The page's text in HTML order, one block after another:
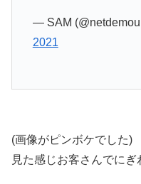
— SAM
2021
(画像がピンボケでした)
見た感じお客さんでにぎ